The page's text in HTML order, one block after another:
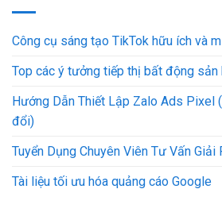
Công cụ sáng tạo TikTok hữu ích và
Top các ý tưởng tiếp thị bất động sản
Hướng Dẫn Thiết Lập Zalo Ads Pixel
đổi)
Tuyển Dụng Chuyên Viên Tư Vấn
Tài liệu tối ưu hóa quảng cáo Google